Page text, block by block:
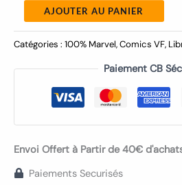
AJOUTER AU PANIER
Catégories : 100% Marvel,Comics VF,
Paiement CB
Envoi Offert à Partir de 40€
Paiements Securisés